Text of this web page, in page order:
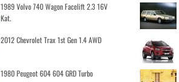
1989 Volvo 740 Wagon Facelift 2.3 16V
Kat.
2012 Chevrolet Trax 1st Gen 1.4 AWD
1980 Peugeot 604 604 GRD Turbo